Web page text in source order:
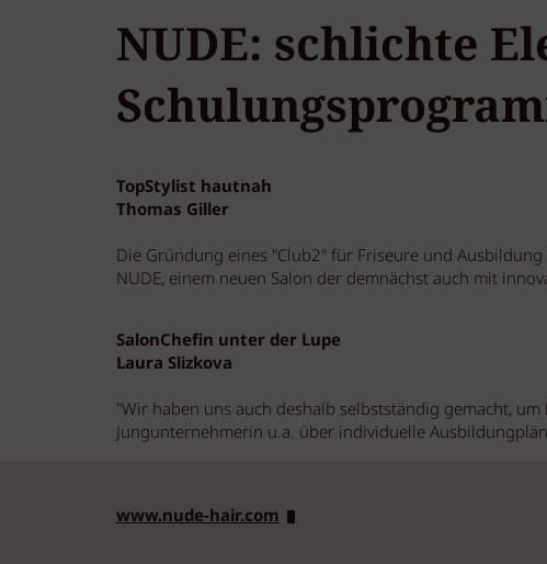
NUDE: schlichte
TopStylist hautnah
Thomas Giller
Die Gründung eines "Club2" für Friseure und
NUDE, einem neuen Salon der demnächst auch mit
SalonChefin unter der Lupe
Laura Slizkova
"Wir haben uns auch deshalb selbstständig gemacht,
Jungunternehmerin u.a. über individuelle
www.nude-hair.com